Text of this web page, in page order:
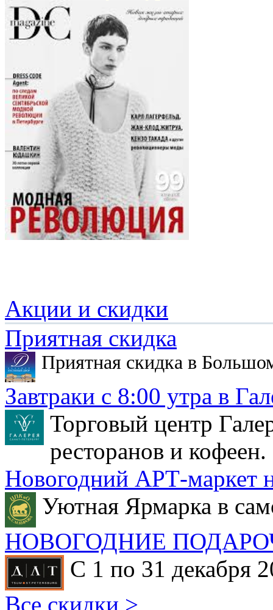
Акции и скидки
Приятная скидка
Приятная скидка в
Завтраки с 8:00 утра в
Торговый центр
ресторанов и кофеен.
Новогодний АРТ-маркет
Уютная Ярмарка в
НОВОГОДНИЕ
С 1 по 31 декабря
Все скидки >